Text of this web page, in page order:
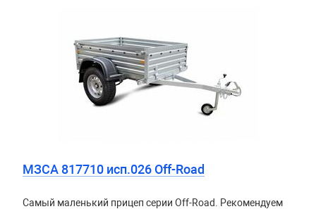
МЗСА 817710 исп.026 Off-Road
Самый маленький прицеп серии Off-Road. Рекомендуем